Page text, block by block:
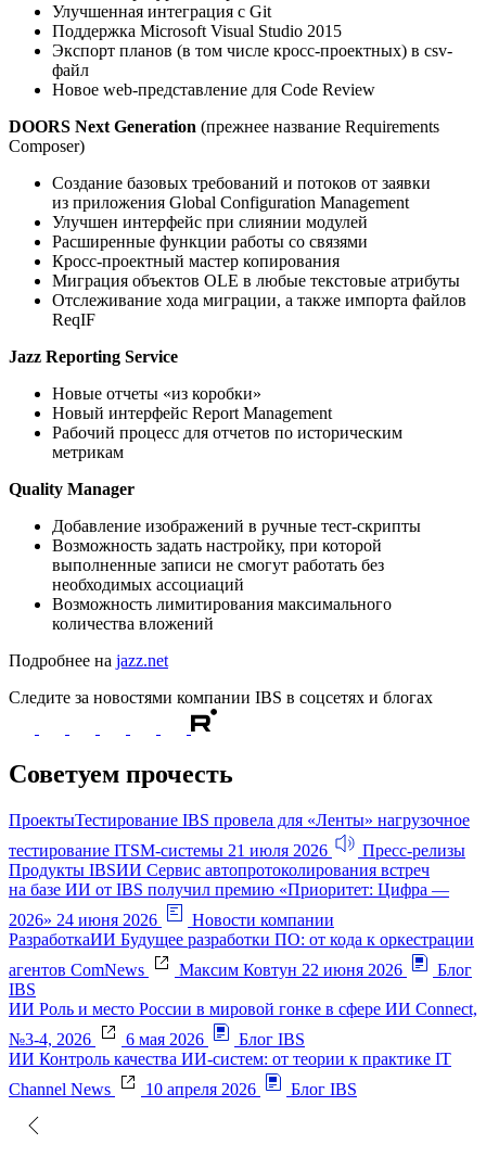
Улучшенная интеграция с Git
Поддержка Microsoft Visual Studio 2015
Экспорт планов (в том числе кросс-проектных) в csv-
файл
Новое web-представление для Code Review
DOORS Next Generation (прежнее название Requirements
Composer)
Создание базовых требований и потоков от заявки
из приложения Global Configuration Management
Улучшен интерфейс при слиянии модулей
Расширенные функции работы со связями
Кросс-проектный мастер копирования
Миграция объектов OLE в любые текстовые атрибуты
Отслеживание хода миграции, а также импорта файлов
ReqIF
Jazz Reporting Service
Новые отчеты «из коробки»
Новый интерфейс Report Management
Рабочий процесс для отчетов по историческим
метрикам
Quality Manager
Добавление изображений в ручные тест-скрипты
Возможность задать настройку, при которой
выполненные записи не смогут работать без
необходимых ассоциаций
Возможность лимитирования максимального
количества вложений
Подробнее на jazz.net
Следите за новостями компании IBS в соцсетях и блогах
Советуем прочесть
ПроектыТестирование IBS провела для «Ленты» нагрузочное
тестирование ITSM-системы 21 июля 2026
Пресс-релизы
Продукты IBSИИ Сервис автопротоколирования встреч
на базе ИИ от IBS получил премию «Приоритет: Цифра —
2026» 24 июня 2026
Новости компании
РазработкаИИ Будущее разработки ПО: от кода к оркестрации
агентов ComNews Максим Ковтун 22 июня 2026
Блог
IBS
ИИ Роль и место России в мировой гонке в сфере ИИ Connect,
№3-4, 2026
6 мая 2026
Блог IBS
ИИ Контроль качества ИИ-систем: от теории к практике IT
Channel News
10 апреля 2026 Блог IBS